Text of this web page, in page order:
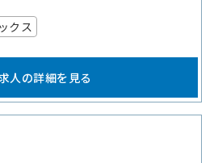
クス
人の詳細を見る